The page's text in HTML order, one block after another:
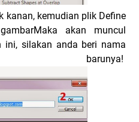
kanan, kemudian plik Define
akan muncul
ini, silakan anda beri nama